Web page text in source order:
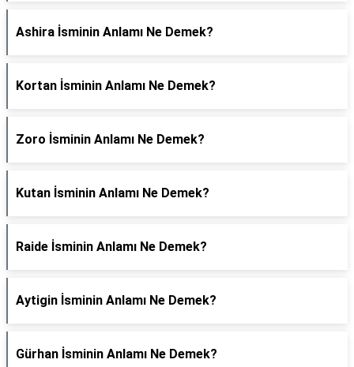
Ashira İsminin Anlamı Ne Demek?
Kortan İsminin Anlamı Ne Demek?
Zoro İsminin Anlamı Ne Demek?
Kutan İsminin Anlamı Ne Demek?
Raide İsminin Anlamı Ne Demek?
Aytigin İsminin Anlamı Ne Demek?
Gürhan İsminin Anlamı Ne Demek?